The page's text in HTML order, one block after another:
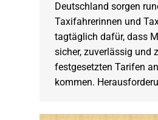
Deutschland sorgen
Taxifahrerinnen und
tagtäglich dafür, dass
sicher, zuverlässig und
festgesetzten Tarifen
kommen.